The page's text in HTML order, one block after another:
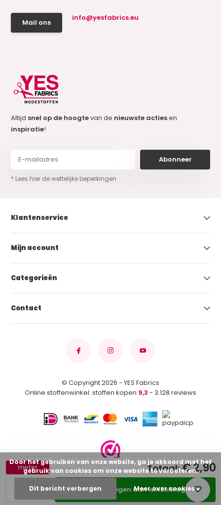
+
-
meter
Toevoegen aan winkelwagen
Totaal:€ 2,90
Mail ons
info@yesfabrics.eu
Altijd snel op de hoogtevan de nieuwste actiesen
inspiratie!
Abonneer
* Lees hier de wettelijke beperkingen
Klantenservice
Mijn account
Categorieën
Contact
© Copyright 2026 - YES Fabrics
Online stoffenwinkel: stoffen kopen 9,3 - 3.128 reviews
Door het gebruiken van onze website, ga je akkoord met het
gebruik van cookies om onze website te verbeteren.
Dit bericht verbergen Meer over cookies »